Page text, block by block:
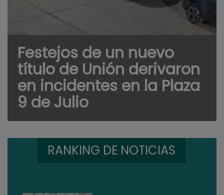
Festejos de un nuevo
título de Unión derivaron
en incidentes en la Plaza
9 de Julio
RANKING DE NOTICIAS